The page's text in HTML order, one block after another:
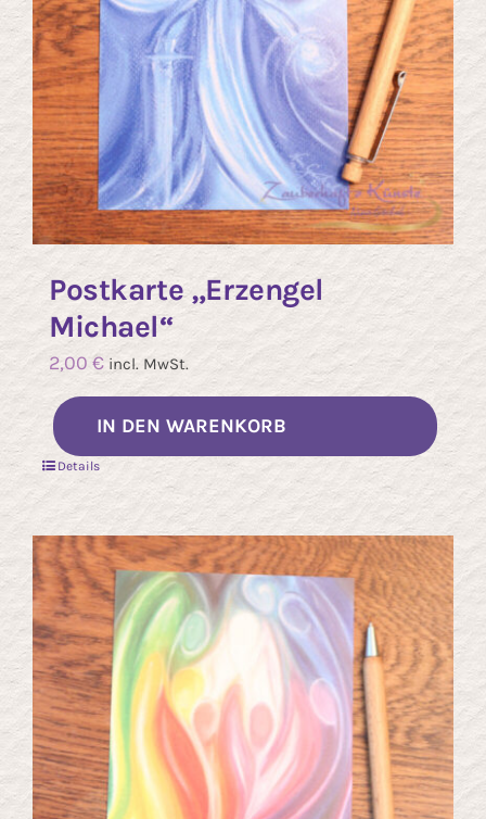
Postkarte „Erzengel
Michael“
2,00 € incl. MwSt.
IN DEN WARENKORB
Details